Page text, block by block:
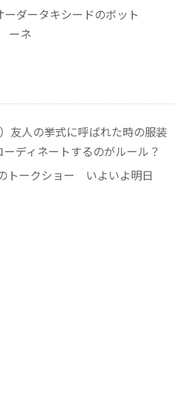
友人の挙式に呼ばれた時の服装
ディネートするのがルール？
トークショー いよいよ明日